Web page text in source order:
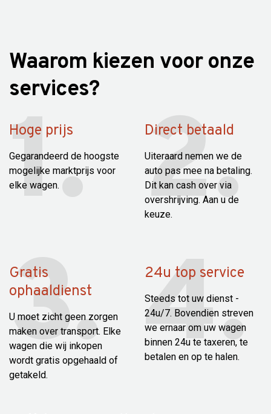
Waarom kiezen voor onze
services?
Hoge prijs
Gegarandeerd de hoogste
mogelijke marktprijs voor
elke wagen.
Direct betaald
Uiteraard nemen we de
auto pas mee na betaling.
Dit kan cash over via
overshrijving. Aan u de
keuze.
Gratis
ophaaldienst
U moet zicht geen zorgen
maken over transport. Elke
wagen die wij inkopen
wordt gratis opgehaald of
getakeld.
24u top service
Steeds tot uw dienst -
24u/7. Bovendien streven
we ernaar om uw wagen
binnen 24u te taxeren, te
betalen en op te halen.